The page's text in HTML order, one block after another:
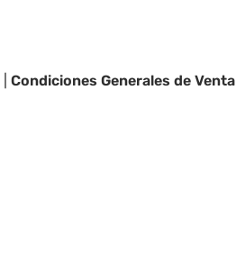
Condiciones Generales de Venta